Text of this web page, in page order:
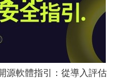
源軟體指引：從導入評估